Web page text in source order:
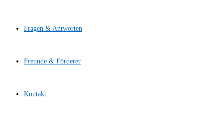
Fragen & Antworten
Freunde & Förderer
Kontakt